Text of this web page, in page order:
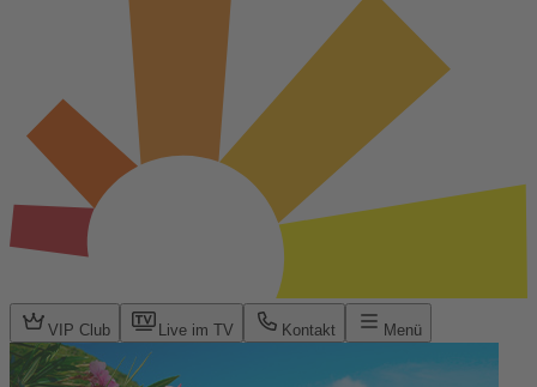
VIP Club Live im TV Kontakt Menü